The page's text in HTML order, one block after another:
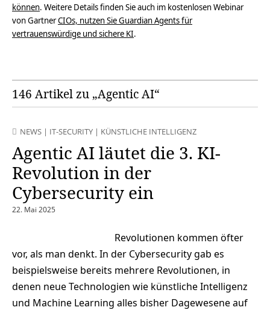
können. Weitere Details finden Sie auch im kostenlosen Webinar
von GartnerCIOs, nutzen Sie Guardian Agents für
vertrauenswürdige und sichere KI.
146 Artikel zu „Agentic AI“
NEWS | IT-SECURITY | KÜNSTLICHE INTELLIGENZ
Agentic AI läutet die 3. KI-
Revolution in der
Cybersecurity ein
22. Mai 2025
Revolutionen kommen öfter
vor, als man denkt. In der Cybersecurity gab es
beispielsweise bereits mehrere Revolutionen, in
denen neue Technologien wie künstliche Intelligenz
und Machine Learning alles bisher Dagewesene auf